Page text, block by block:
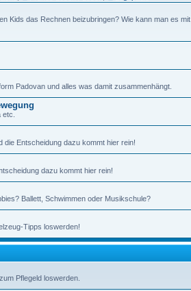
Kids das Rechnen beizubringen? Wie kann man es mit
Padovan und alles was damit zusammenhängt.
die Entscheidung dazu kommt hier rein!
dazu kommt hier rein!
Ballett, Schwimmen oder Musikschule?
Tipps loswerden!
Pflegeld loswerden.